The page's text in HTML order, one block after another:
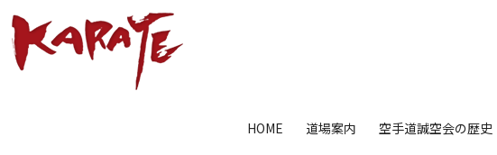
HOME 道場案内 空手道誠空会の歴史